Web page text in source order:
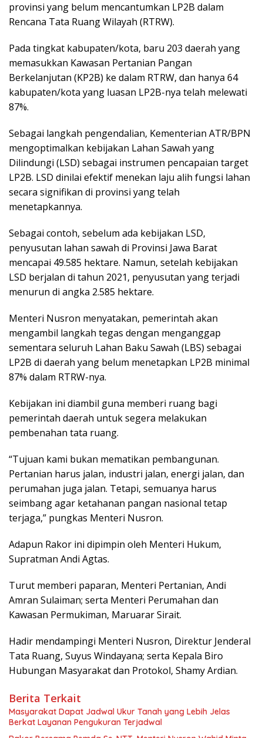
provinsi yang belum mencantumkan LP2B dalam
Rencana Tata Ruang Wilayah (RTRW).
Pada tingkat kabupaten/kota, baru 203 daerah yang
memasukkan Kawasan Pertanian Pangan
Berkelanjutan (KP2B) ke dalam RTRW, dan hanya 64
kabupaten/kota yang luasan LP2B-nya telah melewati
87%.
Sebagai langkah pengendalian, Kementerian ATR/BPN
mengoptimalkan kebijakan Lahan Sawah yang
Dilindungi (LSD) sebagai instrumen pencapaian target
LP2B. LSD dinilai efektif menekan laju alih fungsi lahan
secara signifikan di provinsi yang telah
menetapkannya.
Sebagai contoh, sebelum ada kebijakan LSD,
penyusutan lahan sawah di Provinsi Jawa Barat
mencapai 49.585 hektare. Namun, setelah kebijakan
LSD berjalan di tahun 2021, penyusutan yang terjadi
menurun di angka 2.585 hektare.
Menteri Nusron menyatakan, pemerintah akan
mengambil langkah tegas dengan menganggap
sementara seluruh Lahan Baku Sawah (LBS) sebagai
LP2B di daerah yang belum menetapkan LP2B minimal
87% dalam RTRW-nya.
Kebijakan ini diambil guna memberi ruang bagi
pemerintah daerah untuk segera melakukan
pembenahan tata ruang.
“Tujuan kami bukan mematikan pembangunan.
Pertanian harus jalan, industri jalan, energi jalan, dan
perumahan juga jalan. Tetapi, semuanya harus
seimbang agar ketahanan pangan nasional tetap
terjaga,” pungkas Menteri Nusron.
Adapun Rakor ini dipimpin oleh Menteri Hukum,
Supratman Andi Agtas.
Turut memberi paparan, Menteri Pertanian, Andi
Amran Sulaiman; serta Menteri Perumahan dan
Kawasan Permukiman, Maruarar Sirait.
Hadir mendampingi Menteri Nusron, Direktur Jenderal
Tata Ruang, Suyus Windayana; serta Kepala Biro
Hubungan Masyarakat dan Protokol, Shamy Ardian.
Berita Terkait
Masyarakat Dapat Jadwal Ukur Tanah yang Lebih Jelas
Berkat Layanan Pengukuran Terjadwal